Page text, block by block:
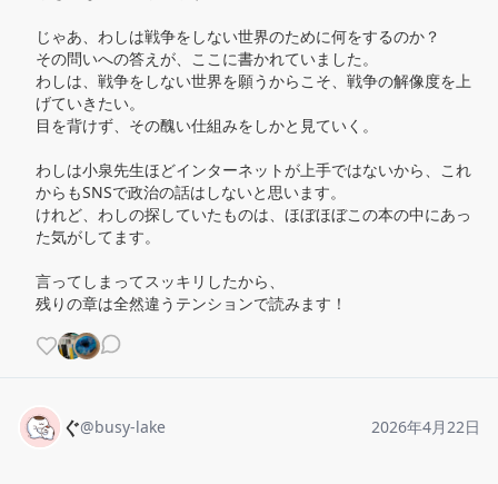
じゃあ、わしは戦争をしない世界のために何をするのか？
その問いへの答えが、ここに書かれていました。
わしは、戦争をしない世界を願うからこそ、戦争の解像度を上
げていきたい。
目を背けず、その醜い仕組みをしかと見ていく。
わしは小泉先生ほどインターネットが上手ではないから、これ
からもSNSで政治の話はしないと思います。
けれど、わしの探していたものは、ほぼほぼこの本の中にあっ
た気がしてます。
言ってしまってスッキリしたから、
残りの章は全然違うテンションで読みます！
ぐ@busy-lake 2026年4月22日